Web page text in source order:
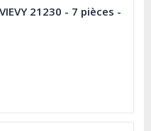
21230 - 7 pièces -